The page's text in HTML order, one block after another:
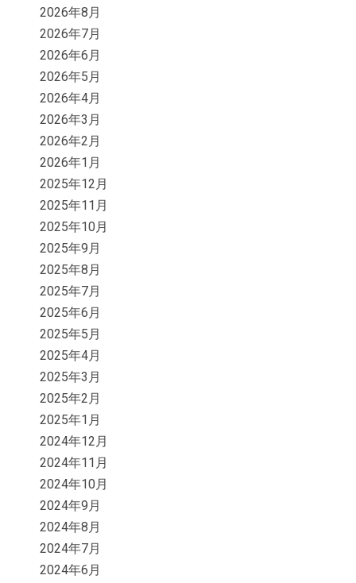
2026年8月
2026年7月
2026年6月
2026年5月
2026年4月
2026年3月
2026年2月
2026年1月
2025年12月
2025年11月
2025年10月
2025年9月
2025年8月
2025年7月
2025年6月
2025年5月
2025年4月
2025年3月
2025年2月
2025年1月
2024年12月
2024年11月
2024年10月
2024年9月
2024年8月
2024年7月
2024年6月